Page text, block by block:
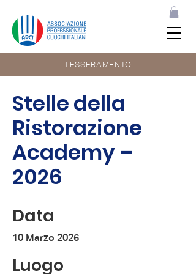
TESSERAMENTO
Stelle della
Ristorazione
Academy –
2026
Data
10 Marzo 2026
Luogo